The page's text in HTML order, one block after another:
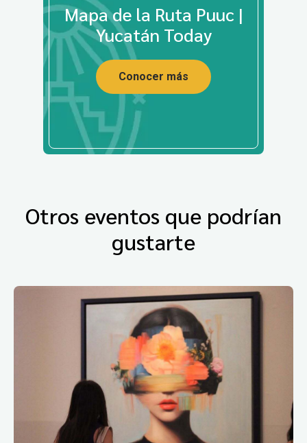
Mapa de la Ruta Puuc |
Yucatán Today
Conocer más
Otros eventos que podrían
gustarte